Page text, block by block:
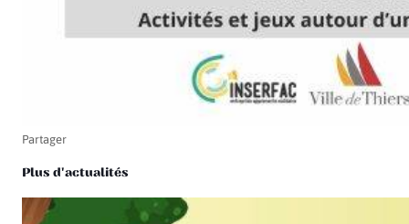
Partager
Plus d'actualités